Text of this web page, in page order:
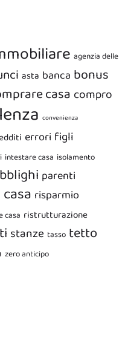
agenzia delle
asta banca bonus
casa compro
convenienza
errori figli
intestare casa isolamento
parenti
risparmio
casa ristrutturazione
stanze tasso tetto
zero anticipo